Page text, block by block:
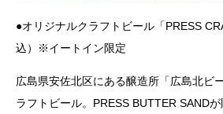
●オリジナルクラフトビール「PRESS
込）※イートイン限定
広島県安佐北区にある醸造所「広島北ビ
ラフトビール。PRESS BUTTER SAND